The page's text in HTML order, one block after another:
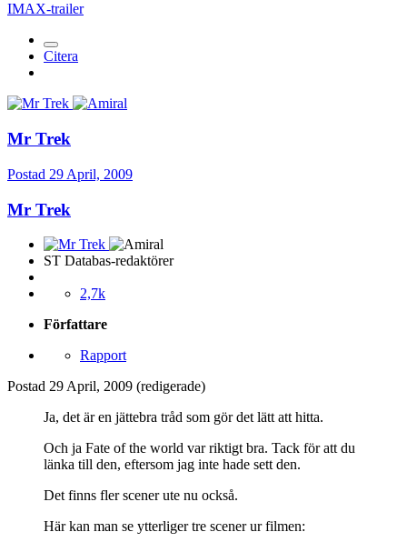
IMAX-trailer
Citera
Mr Trek
Postad 29 April, 2009
Mr Trek
ST Databas-redaktörer
2,7k
Författare
Rapport
Postad 29 April, 2009 (redigerade)
Ja, det är en jättebra tråd som gör det lätt att hitta.
Och ja Fate of the world var riktigt bra. Tack för att du
länka till den, eftersom jag inte hade sett den.
Det finns fler scener ute nu också.
Här kan man se ytterliger tre scener ur filmen: